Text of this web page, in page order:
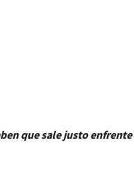
que sale justo enfrente